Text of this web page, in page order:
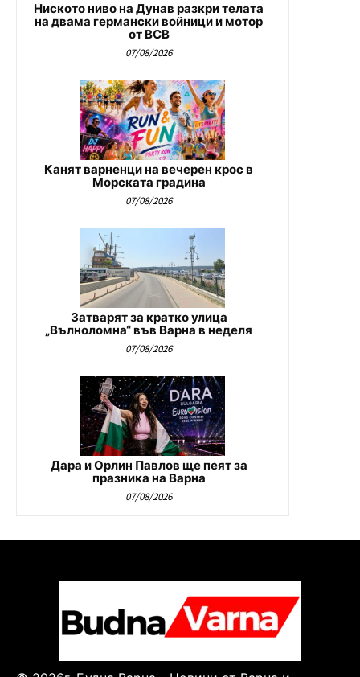
Ниското ниво на Дунав разкри телата
на двама германски войници и мотор
от ВСВ
07/08/2026
Канят варненци на вечерен крос в
Морската градина
07/08/2026
Затварят за кратко улица
„Вълноломна“ във Варна в неделя
07/08/2026
Дара и Орлин Павлов ще пеят за
празника на Варна
07/08/2026